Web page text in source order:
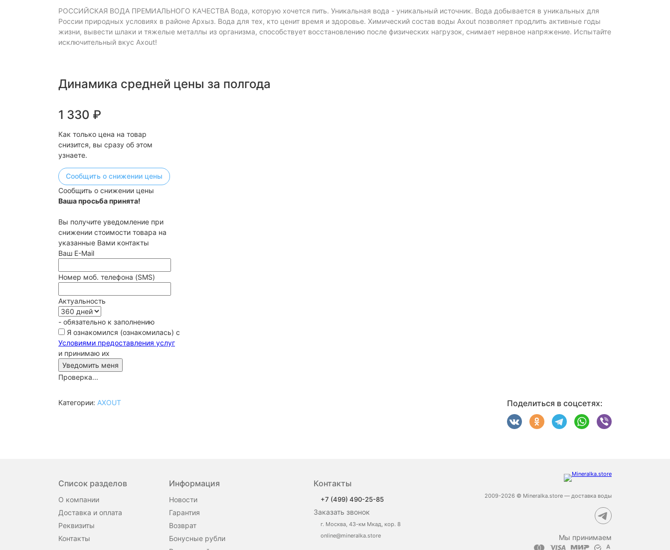
РОССИЙСКАЯ ВОДА ПРЕМИАЛЬНОГО КАЧЕСТВА Вода, которую хочется пить. Уникальная вода - уникальный источник. Вода добывается в уникальных для
России природных условиях в районе Архыз. Вода для тех, кто ценит время и здоровье. Химический состав воды Axout позволяет продлить активные годы
жизни, вывести шлаки и тяжелые металлы из организма, способствует восстановлению после физических нагрузок, снимает нервное напряжение. Испытайте
исключительный вкус Axout!
Динамика средней цены за полгода
1 330 ₽
Как только цена на товар
снизится, вы сразу об этом
узнаете.
Сообщить о снижении цены
Сообщить о снижении цены
Ваша просьба принята!
Вы получите уведомление при
снижении стоимости товара на
указанные Вами контакты
Ваш E-Mail
Номер моб. телефона (SMS)
Актуальность
- обязательно к заполнению
Я ознакомился (ознакомилась) с
Условиями предоставления услуг
и принимаю их
Проверка...
Категории: AXOUT Поделиться в соцсетях:
Список разделов
О компании
Доставка и оплата
Реквизиты
Контакты
Информация
Новости
Гарантия
Возврат
Бонусные рубли
Контакты
+7 (499) 490-25-85
Заказать звонок
г. Москва, 43-км Мкад, кор. 8
online@mineralka.store
2009-2026 © Mineralka.store — доставка воды
Мы принимаем